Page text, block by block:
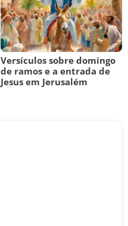
Versículos sobre domingo
de ramos e a entrada de
Jesus em Jerusalém